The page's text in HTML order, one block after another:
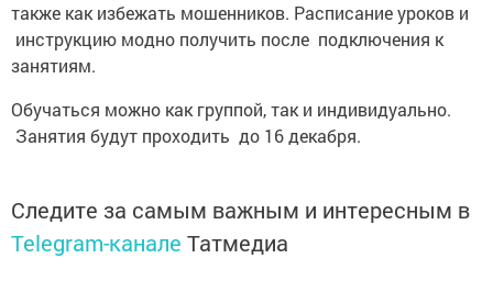
также как избежать мошенников. Расписание уроков и
инструкцию модно получить после подключения к
занятиям.
Обучаться можно как группой, так и индивидуально.
Занятия будут проходить до 16 декабря.
Следите за самым важным и интересным в
Telegram-канале Татмедиа